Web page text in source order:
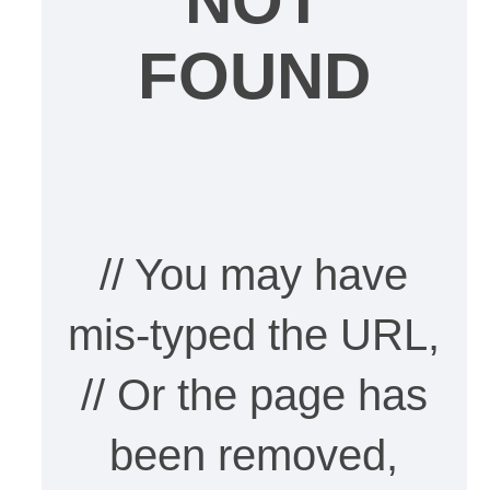
FOUND
// You may have
mis-typed the URL,
// Or the page has
been removed,